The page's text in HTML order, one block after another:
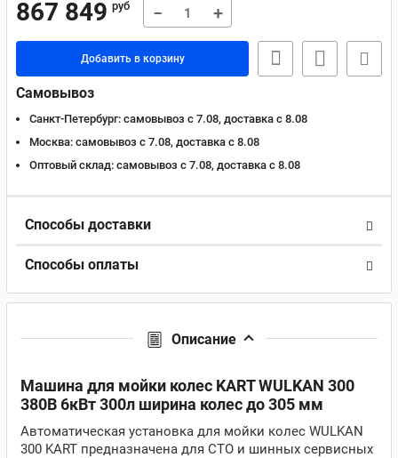
867 849 руб − +
Добавить в корзину
Самовывоз
Санкт-Петербург: самовывоз с 7.08, доставка c 8.08
Москва: самовывоз с 7.08, доставка c 8.08
Оптовый склад: самовывоз с 7.08, доставка c 8.08
Способы доставки
Способы оплаты
Описание
Машина для мойки колес KART WULKAN 300
380В 6кВт 300л ширина колес до 305 мм
Автоматическая установка для мойки колес WULKAN
300 KART предназначена для СТО и шинных сервисных